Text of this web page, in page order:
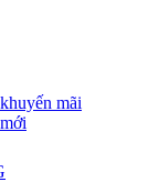
mãi